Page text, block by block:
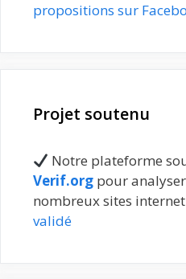
propositions sur
Projet soutenu
Notre plateforme
Verif.org pour
nombreux sites
validé